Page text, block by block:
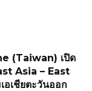
(Taiwan) เปิด
Asia – East
อเชียตะวันออก